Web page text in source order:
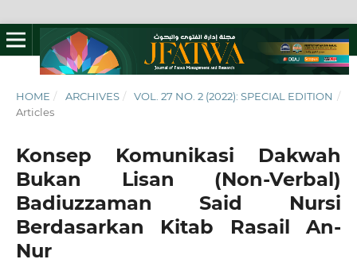
HOME / ARCHIVES / VOL. 27 NO. 2 (2022): SPECIAL EDITION /
Articles
Konsep Komunikasi Dakwah
Bukan Lisan (Non-Verbal)
Badiuzzaman Said Nursi
Berdasarkan Kitab Rasail An-
Nur